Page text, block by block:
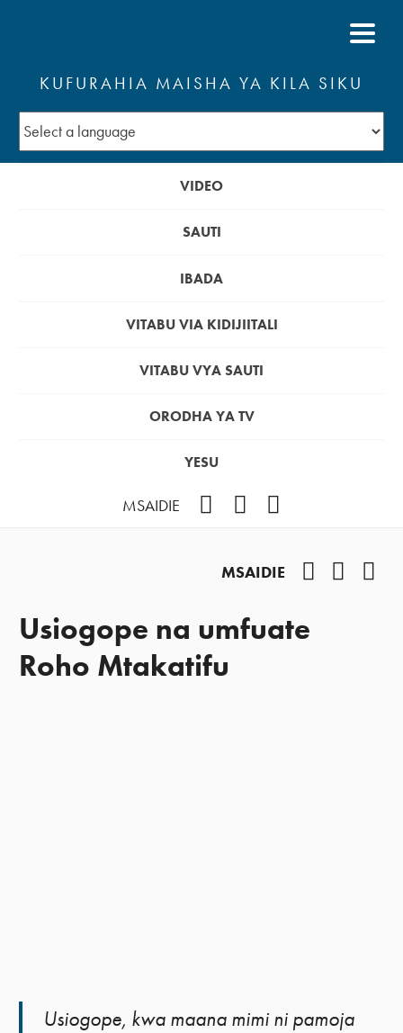
KUFURAHIA MAISHA YA KILA SIKU
VIDEO
SAUTI
IBADA
VITABU VIA KIDIJIITALI
VITABU VYA SAUTI
ORODHA YA TV
YESU
MSAIDIE
MSAIDIE
Usiogope na umfuate
Roho Mtakatifu
Usiogope, kwa maana mimi ni pamoja